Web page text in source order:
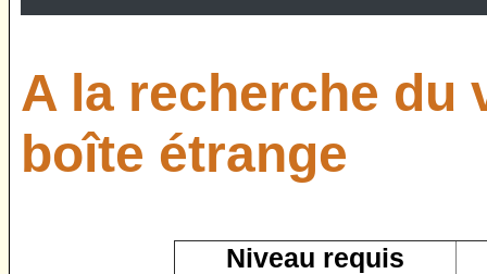
A la recherche du
boîte étrange
Niveau requis